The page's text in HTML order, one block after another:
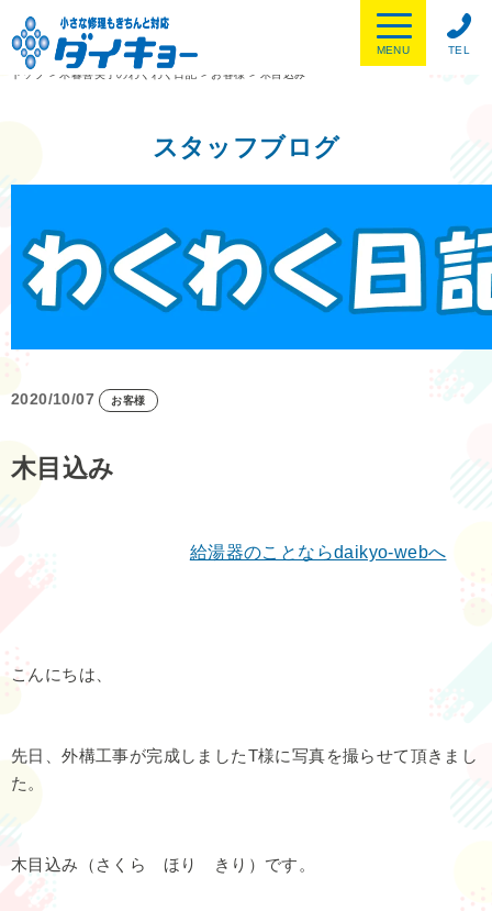
TEL
MENU
トップ
> 木暮喜美子のわくわく日記 > お客様 > 木目込み
スタッフブログ
2020/10/07 お客様
木目込み
給湯器のことならdaikyo-webへ
こんにちは、
先日、外構工事が完成しましたT様に写真を撮らせて頂きまし
た。
木目込み（さくら ほり きり）です。